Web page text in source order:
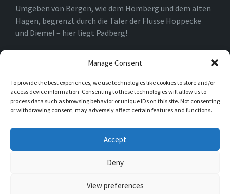
Manage Consent
To provide the best experiences, we use technologies like cookies to store and/or
access device information. Consenting to these technologies will allow us to
process data such as browsing behavior or unique IDs on this site. Not consenting
or withdrawing consent, may adversely affect certain features and functions.
Accept
Deny
View preferences
Umgeben von Bergen, wie dem Hömberg und dem alten
Hagen, begrenzt durch die Täler der Flüsse Hoppecke
und Diemel – hier liegt Padberg!
Am Rande des Marsberger Stadtgebietes und nahe der
dieser kleine, aber feine Ort mit seiner Geschichte,
einem modernen Dorfplatz und Naturpur beeindrucken
und verzaubern.
Instagram